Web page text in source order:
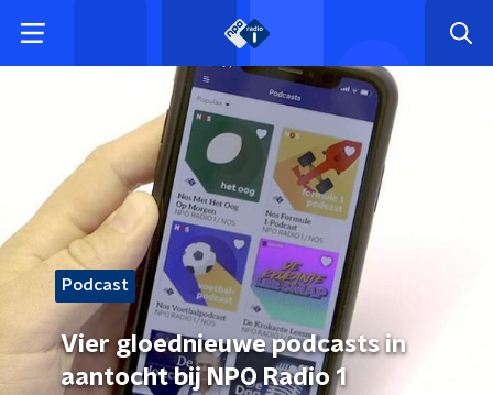
Podcast
Vier gloednieuwe podcasts in
aantocht bij NPO Radio 1